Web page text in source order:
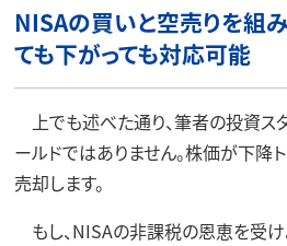
NISAの買いと空売りを組
ても下がっても対応可能
上でも述べた通り、筆者の投資スタ
ールドではありません。株価が下降
売却します。
もし、NISAの非課税の恩恵を受け